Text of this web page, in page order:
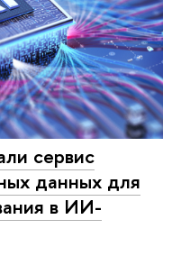
сервис
данных для
в ИИ-